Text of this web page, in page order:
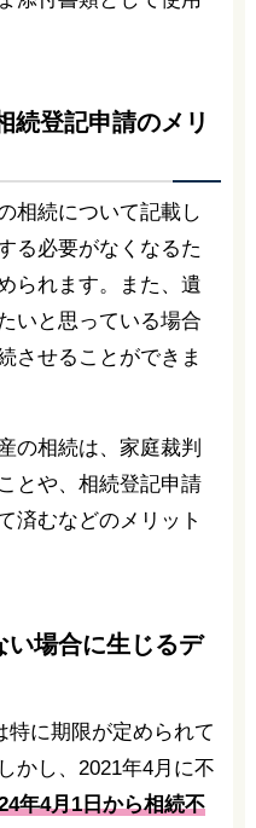
続登記申請のメリ
相続について記載し
る必要がなくなるた
られます。また、遺
いと思っている場合
させることができま
の相続は、家庭裁判
とや、相続登記申請
済むなどのメリット
い場合に生じるデ
特に期限が定められて
かし、2021年4月に不
年4月1日から相続不